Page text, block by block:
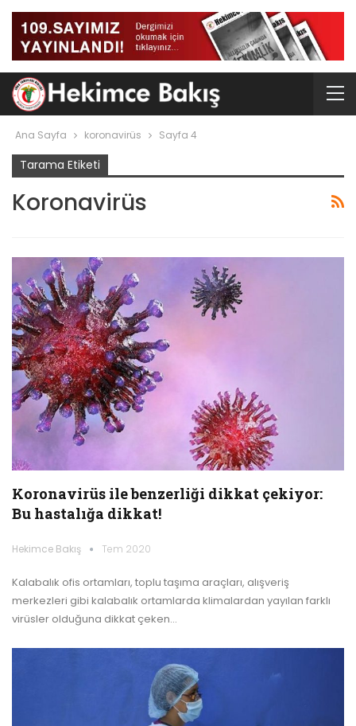
Ana Sayfa koronavirüs Sayfa 4
Tarama Etiketi
Koronavirüs
Koronavirüs ile benzerliği dikkat çekiyor:
Bu hastalığa dikkat!
Hekimce Bakış Tem 2020
Kalabalık ofis ortamları, toplu taşıma araçları, alışveriş
merkezleri gibi kalabalık ortamlarda klimalardan yayılan farklı
virüsler olduğuna dikkat çeken…